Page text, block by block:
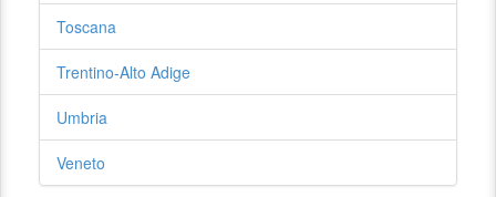
Toscana
Trentino-Alto Adige
Umbria
Veneto